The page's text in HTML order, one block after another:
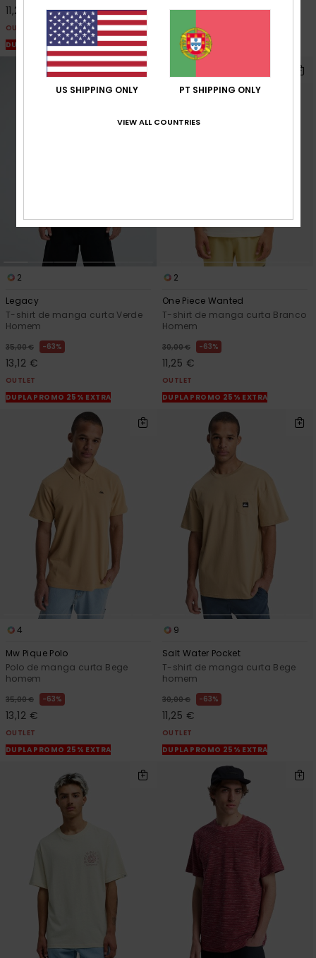
11,25 €
OUTLET
DUPLA PROMO 25% EXTRA
15,00 €
OUTLET
DUPLA PROMO 25% EXTRA
2
Legacy
T-shirt de manga curta Verde
Homem
35,00 € 63%
13,12 €
OUTLET
DUPLA PROMO 25% EXTRA
2
One Piece Wanted
T-shirt de manga curta Branco
Homem
30,00 € 63%
11,25 €
OUTLET
DUPLA PROMO 25% EXTRA
4
Mw Pique Polo
Polo de manga curta Bege
homem
35,00 € 63%
13,12 €
OUTLET
DUPLA PROMO 25% EXTRA
9
Salt Water Pocket
T-shirt de manga curta Bege
homem
30,00 € 63%
11,25 €
OUTLET
DUPLA PROMO 25% EXTRA
US SHIPPING ONLY PT SHIPPING ONLY
VIEW ALL COUNTRIES